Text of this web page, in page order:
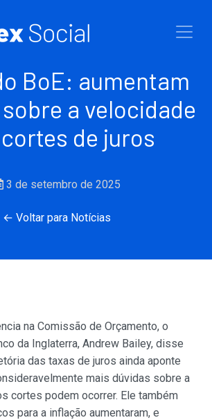
BoE: aumentam
a velocidade
de juros
3 de setembro de 2025
← Voltar para Notícias
na Comissão de Orçamento, o
da Inglaterra, Andrew Bailey, disse
das taxas de juros ainda aponte
mais dúvidas sobre a
cortes podem ocorrer. Ele também
para a inflação aumentaram, e